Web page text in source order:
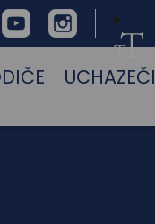
UCHAZEČI
YoutubeInstagram